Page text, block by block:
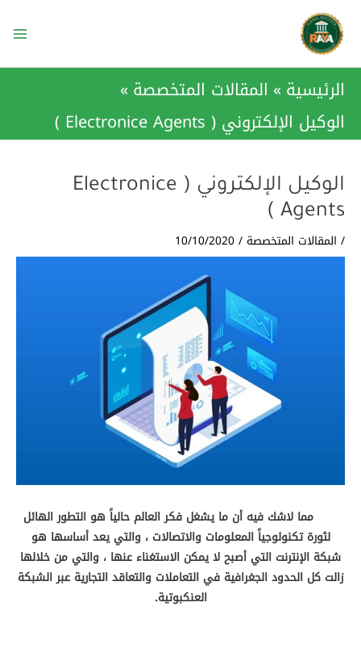
الرئيسية المقالات المتخصصة
الوكيل الإلكتروني ( Electronice Agents )
الوكيل الإلكتروني ( Electronice
Agents )
المقالات المتخصصة/
10/10/2020
مما لاشك فيه أن ما يشغل فكر العالم حالياً هو التطور الهائل
لثورة تكنولوجياً المعلومات والاتصالات ، والتي يعد أساسها هو
شبكة الإنترنت التي أصبح لا يمكن الاستغناء عنها ، والتي من خلالها
زالت كل الحدود الجغرافية في التعاملات والتعاقد التجارية عبر الشبكة
العنكبوتية.